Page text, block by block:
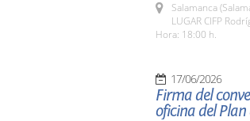
Salamanca
LUGAR CIFP
Hora: 18:00 h.
17/06/2026
Firma del
oficina del Plan